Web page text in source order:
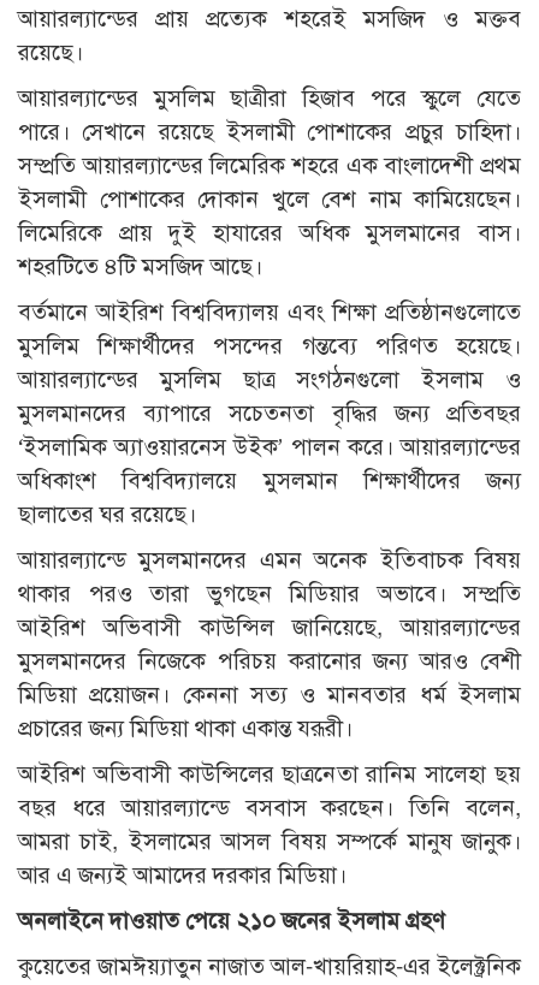
আয়ারল্যান্ডের প্রায় প্রত্যেক শহরেই মসজিদ ও মক্তব
রয়েছে।
আয়ারল্যান্ডের মুসলিম ছাত্রীরা হিজাব পরে স্কুলে যেতে
পারে। সেখানে রয়েছে ইসলামী পোশাকের প্রচুর চাহিদা।
সম্প্রতি আয়ারল্যান্ডের লিমেরিক শহরে এক বাংলাদেশী প্রথম
ইসলামী পোশাকের দোকান খুলে বেশ নাম কামিয়েছেন।
লিমেরিকে প্রায় দুই হাযারের অধিক মুসলমানের বাস।
শহরটিতে ৪টি মসজিদ আছে।
বর্তমানে আইরিশ বিশ্ববিদ্যালয় এবং শিক্ষা প্রতিষ্ঠানগুলোতে
মুসলিম শিক্ষার্থীদের পসন্দের গন্তব্যে পরিণত হয়েছে।
আয়ারল্যান্ডের মুসলিম ছাত্র সংগঠনগুলো ইসলাম ও
মুসলমানদের ব্যাপারে সচেতনতা বৃদ্ধির জন্য প্রতিবছর
‘ইসলামিক অ্যাওয়ারনেস উইক’ পালন করে। আয়ারল্যান্ডের
অধিকাংশ বিশ্ববিদ্যালয়ে মুসলমান শিক্ষার্থীদের জন্য
ছালাতের ঘর রয়েছে।
আয়ারল্যান্ডে মুসলমানদের এমন অনেক ইতিবাচক বিষয়
থাকার পরও তারা ভুগছেন মিডিয়ার অভাবে। সম্প্রতি
আইরিশ অভিবাসী কাউন্সিল জানিয়েছে, আয়ারল্যান্ডের
মুসলমানদের নিজেকে পরিচয় করানোর জন্য আরও বেশী
মিডিয়া প্রয়োজন। কেননা সত্য ও মানবতার ধর্ম ইসলাম
প্রচারের জন্য মিডিয়া থাকা একান্ত যরূরী।
আইরিশ অভিবাসী কাউন্সিলের ছাত্রনেতা রানিম সালেহা ছয়
বছর ধরে আয়ারল্যান্ডে বসবাস করছেন। তিনি বলেন,
আমরা চাই, ইসলামের আসল বিষয় সম্পর্কে মানুষ জানুক।
আর এ জন্যই আমাদের দরকার মিডিয়া।
অনলাইনে দাওয়াত পেয়ে ২১০ জনের ইসলাম গ্রহণ
কুয়েতের জামঈয়্যাতুন নাজাত আল-খায়রিয়াহ-এর ইলেক্ট্রনিক